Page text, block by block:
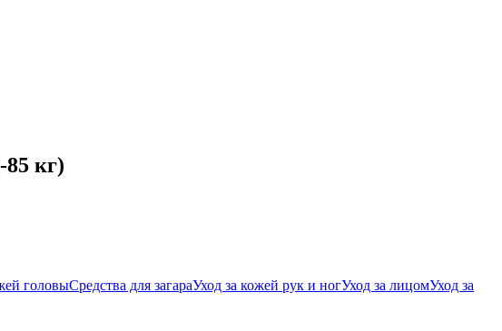
кг)
головыСредства для загараУход за кожей рук и ногУход за лицомУход за